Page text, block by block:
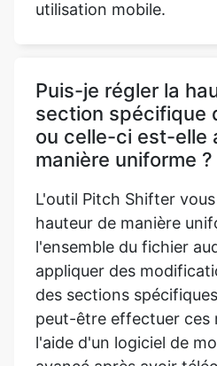
Puis-je régler la
manière uniforme ?
L'outil Pitch Shifter
hauteur de manière
l'ensemble du fichier
appliquer des
des sections
peut-être effectuer ces
l'aide d'un logiciel de
avancé après avoir
modification de hauteur.